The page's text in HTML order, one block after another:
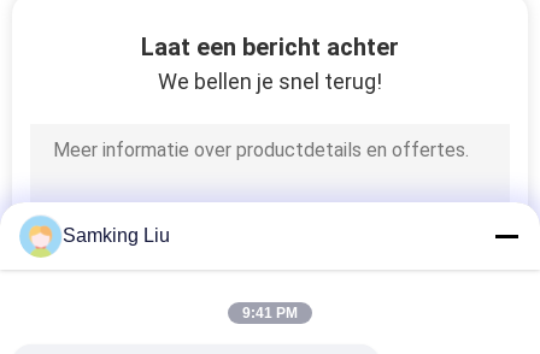
Gekoelde
Opslagcontainers
Laat een bericht achter
We bellen je snel terug!
Samking Liu
9:41 PM